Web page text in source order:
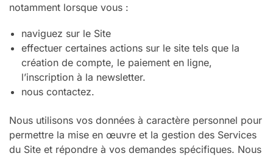
notamment lorsque vous :
naviguez sur le Site
effectuer certaines actions sur le site tels que la
création de compte, le paiement en ligne,
l’inscription à la newsletter.
nous contactez.
Nous utilisons vos données à caractère personnel pour
permettre la mise en œuvre et la gestion des Services
du Site et répondre à vos demandes spécifiques. Nous